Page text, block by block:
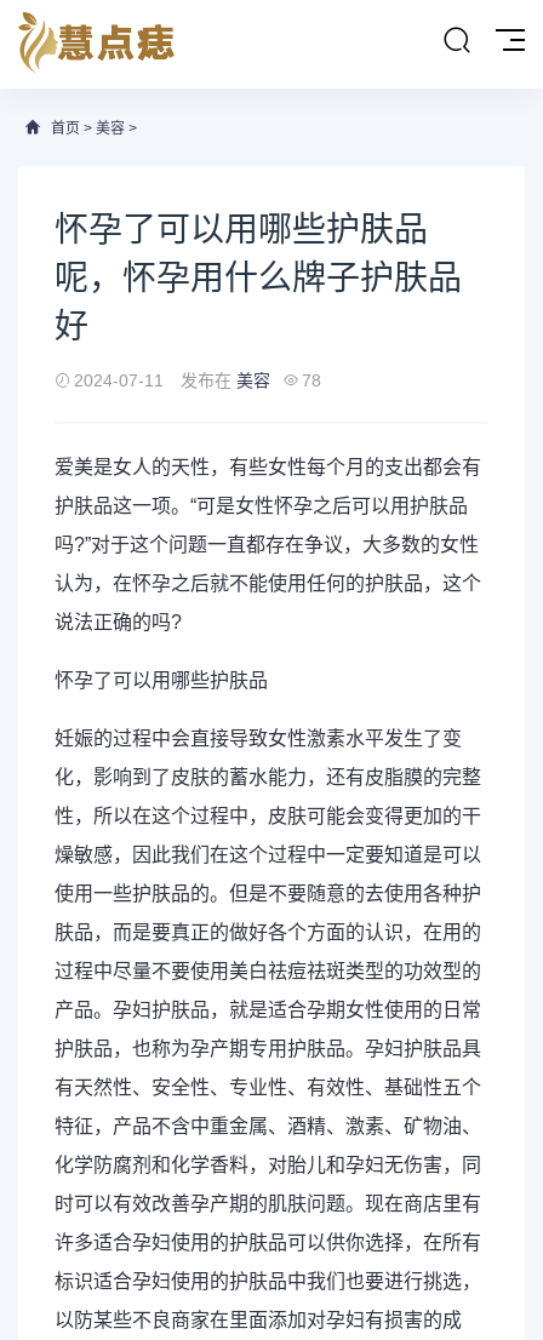
首页 > 美容 >
怀孕了可以用哪些护肤品
呢，怀孕用什么牌子护肤品
好
2024-07-11 发布在 美容 78
爱美是女人的天性，有些女性每个月的支出都会有
护肤品这一项。“可是女性怀孕之后可以用护肤品
吗?”对于这个问题一直都存在争议，大多数的女性
认为，在怀孕之后就不能使用任何的护肤品，这个
说法正确的吗?
怀孕了可以用哪些护肤品
妊娠的过程中会直接导致女性激素水平发生了变
化，影响到了皮肤的蓄水能力，还有皮脂膜的完整
性，所以在这个过程中，皮肤可能会变得更加的干
燥敏感，因此我们在这个过程中一定要知道是可以
使用一些护肤品的。但是不要随意的去使用各种护
肤品，而是要真正的做好各个方面的认识，在用的
过程中尽量不要使用美白祛痘祛斑类型的功效型的
产品。孕妇护肤品，就是适合孕期女性使用的日常
护肤品，也称为孕产期专用护肤品。孕妇护肤品具
有天然性、安全性、专业性、有效性、基础性五个
特征，产品不含中重金属、酒精、激素、矿物油、
化学防腐剂和化学香料，对胎儿和孕妇无伤害，同
时可以有效改善孕产期的肌肤问题。现在商店里有
许多适合孕妇使用的护肤品可以供你选择，在所有
标识适合孕妇使用的护肤品中我们也要进行挑选，
以防某些不良商家在里面添加对孕妇有损害的成